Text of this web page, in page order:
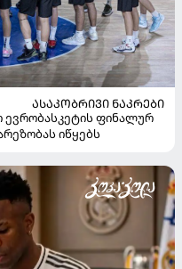
ᲐᲡᲐᲙᲝᲑᲠᲘᲕᲘ ᲜᲐᲙᲠᲔᲑᲘ
ევრობასკეტის ფინალურ
იწყებს